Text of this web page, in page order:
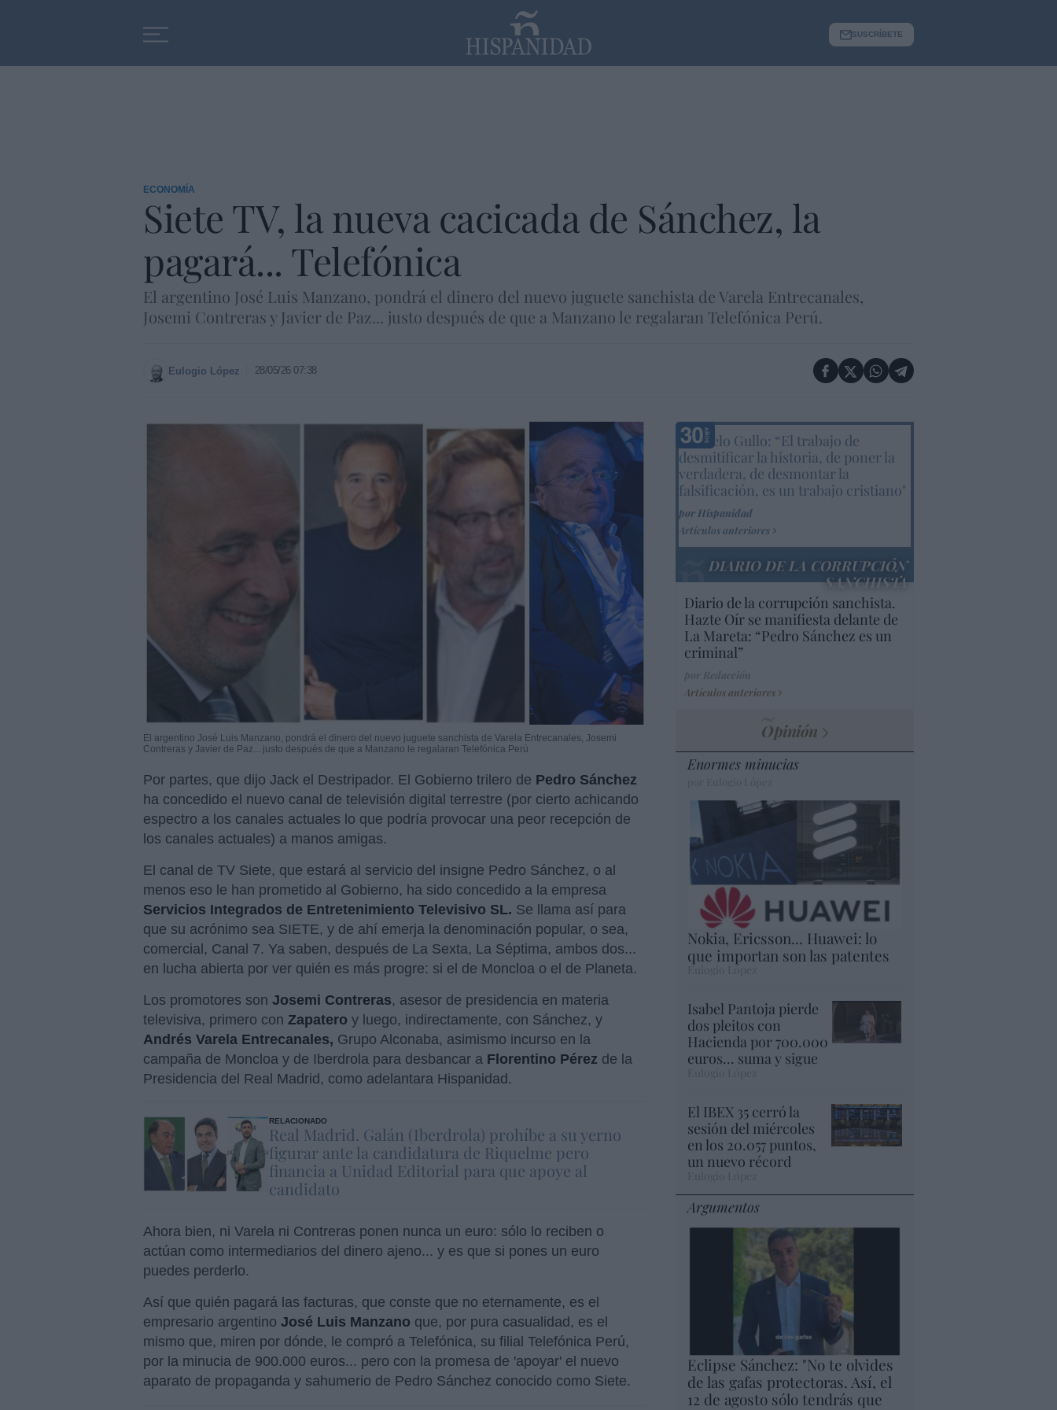
SUSCRÍBETE
ECONOMÍA
Siete TV, la nueva cacicada de Sánchez, la
pagará... Telefónica
El argentino José Luis Manzano, pondrá el dinero del nuevo juguete sanchista de Varela Entrecanales,
Josemi Contreras y Javier de Paz... justo después de que a Manzano le regalaran Telefónica Perú.
Eulogio López 28/05/26 07:38
El argentino José Luis Manzano, pondrá el dinero del nuevo juguete sanchista de Varela Entrecanales, Josemi
Contreras y Javier de Paz... justo después de que a Manzano le regalaran Telefónica Perú
Por partes, que dijo Jack el Destripador. El Gobierno trilero de Pedro Sánchez
ha concedido el nuevo canal de televisión digital terrestre (por cierto achicando
espectro a los canales actuales lo que podría provocar una peor recepción de
los canales actuales) a manos amigas.
El canal de TV Siete, que estará al servicio del insigne Pedro Sánchez, o al
menos eso le han prometido al Gobierno, ha sido concedido a la empresa
Servicios Integrados de Entretenimiento Televisivo SL. Se llama así para
que su acrónimo sea SIETE, y de ahí emerja la denominación popular, o sea,
comercial, Canal 7. Ya saben, después de La Sexta, La Séptima, ambos dos...
en lucha abierta por ver quién es más progre: si el de Moncloa o el de Planeta.
Los promotores son Josemi Contreras, asesor de presidencia en materia
televisiva, primero con Zapatero y luego, indirectamente, con Sánchez, y
Andrés Varela Entrecanales, Grupo Alconaba, asimismo incurso en la
campaña de Moncloa y de Iberdrola para desbancar a Florentino Pérez de la
Presidencia del Real Madrid, como adelantara Hispanidad.
RELACIONADO
Real Madrid. Galán (Iberdrola) prohíbe a su yerno
figurar ante la candidatura de Riquelme pero
financia a Unidad Editorial para que apoye al
candidato
Ahora bien, ni Varela ni Contreras ponen nunca un euro: sólo lo reciben o
actúan como intermediarios del dinero ajeno... y es que si pones un euro
puedes perderlo.
Así que quién pagará las facturas, que conste que no eternamente, es el
empresario argentino José Luis Manzano que, por pura casualidad, es el
mismo que, miren por dónde, le compró a Telefónica, su filial Telefónica Perú,
por la minucia de 900.000 euros... pero con la promesa de 'apoyar' el nuevo
aparato de propaganda y sahumerio de Pedro Sánchez conocido como Siete.
Marcelo Gullo: “El trabajo de
desmitificar la historia, de poner la
verdadera, de desmontar la
falsificación, es un trabajo cristiano"
por Hispanidad
Artículos anteriores
DIARIO DE LA CORRUPCIÓN
SANCHISTA
Diario de la corrupción sanchista.
Hazte Oír se manifiesta delante de
La Mareta: “Pedro Sánchez es un
criminal”
Artículos anteriores
Opinión
Enormes minucias
Nokia, Ericsson... Huawei: lo
que importan son las patentes
Eulogio López
Isabel Pantoja pierde
dos pleitos con
Hacienda por 700.000
euros... suma y sigue
El IBEX 35 cerró la
sesión del miércoles
en los 20.057 puntos,
un nuevo récord
Argumentos
Eclipse Sánchez: "No te olvides
de las gafas protectoras. Así, el
12 de agosto sólo tendrás que